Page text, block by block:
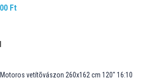
Ft
Motoros vetítõvászon 260x162 cm 120" 16:10